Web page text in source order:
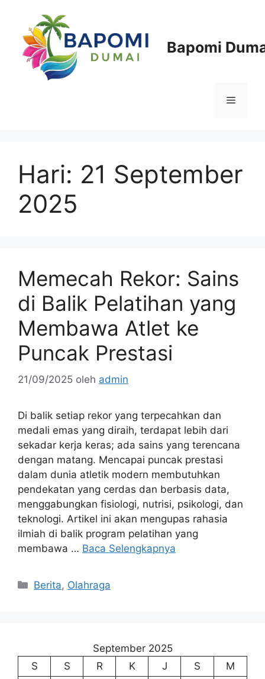
Bapomi
Menu
Hari: 21 September
2025
Memecah Rekor: Sains
di Balik Pelatihan yang
Membawa Atlet ke
Puncak Prestasi
21/09/2025 oleh admin
Di balik setiap rekor yang terpecahkan dan
medali emas yang diraih, terdapat lebih dari
sekadar kerja keras; ada sains yang terencana
dengan matang. Mencapai puncak prestasi
dalam dunia atletik modern membutuhkan
pendekatan yang cerdas dan berbasis data,
menggabungkan fisiologi, nutrisi, psikologi, dan
teknologi. Artikel ini akan mengupas rahasia
ilmiah di balik program pelatihan yang
membawa … Baca Selengkapnya
Kategori
Berita, Olahraga
September 2025
S
S R K J S
M